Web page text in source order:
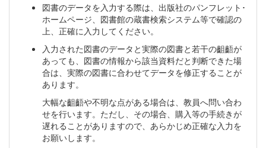
図書のデータを入力する際は、出版社のパンフレット･
ホームページ、図書館の蔵書検索システム等で確認の
上、正確に入力してください。
入力された図書のデータと実際の図書と若干の齟齬が
あっても、図書の情報から該当資料だと判断できた場
合は、実際の図書に合わせてデータを修正することが
あります。
大幅な齟齬や不明な点がある場合は、教員へ問い合わ
せを行います。ただし、その場合、購入等の手続きが
遅れることがありますので、あらかじめ正確な入力を
お願いします。